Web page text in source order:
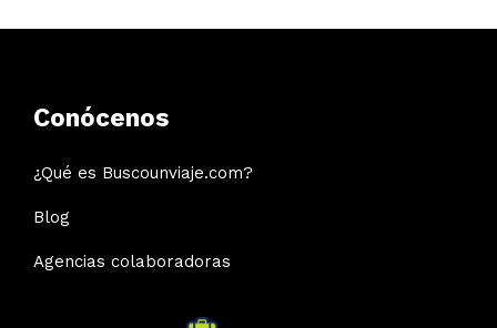
Conócenos
¿Qué es Buscounviaje.com?
Blog
Agencias colaboradoras